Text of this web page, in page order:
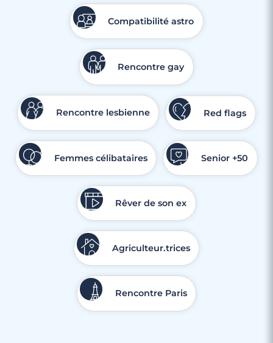
3 minutes
Rencontre à Lagny-sur-Marne
Rencontre à Lognes
Compatibilité astro
Rencontre gay
Rencontre lesbienne Red flags
Femmes célibataires Senior +50
Rêver de son ex
Agriculteur.trices
Rencontre Paris